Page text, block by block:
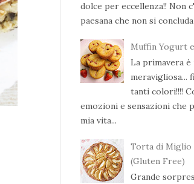
dolce per eccellenza!! Non
paesana che non si
Muffin Yogurt
La primavera è
meravigliosa...
tanti colori!!!!
emozioni e sensazioni che
mia vita...
Torta di Miglio
(Gluten Free)
Grande